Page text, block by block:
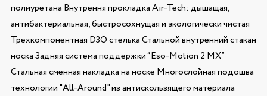
полиуретана Внутрення прокладка Air-Tech: дышащая,
антибактериальная, быстросохнущая и экологически чистая
Трехкомпонентная D3O стелька Стальной внутренний стакан
носка Задняя система поддержки “Eso-Motion 2 MX”
Стальная сменная накладка на носке Многослойная подошва
технологии "All-Around" из антискользящего материала